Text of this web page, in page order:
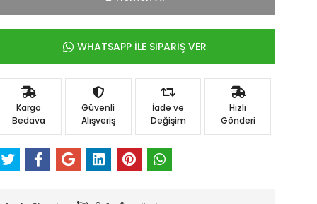
WHATSAPP İLE SİPARİŞ VER
Kargo
Bedava
Güvenli
Alışveriş
İade ve
Değişim
Hızlı
Gönderi